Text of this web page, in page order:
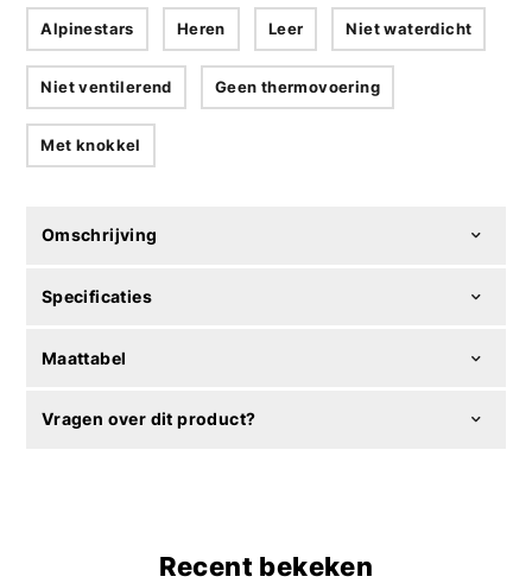
Alpinestars Heren Leer Niet waterdicht
Niet ventilerend Geen thermovoering
Met knokkel
Omschrijving
Specificaties
Maattabel
Vragen over dit product?
Recent bekeken